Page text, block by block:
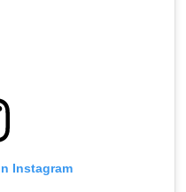
Instagram